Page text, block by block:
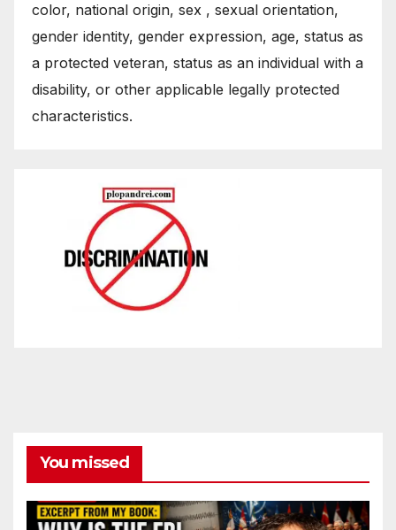
color, national origin, sex , sexual orientation,
gender identity, gender expression, age, status as
a protected veteran, status as an individual with a
disability, or other applicable legally protected
characteristics.
You missed